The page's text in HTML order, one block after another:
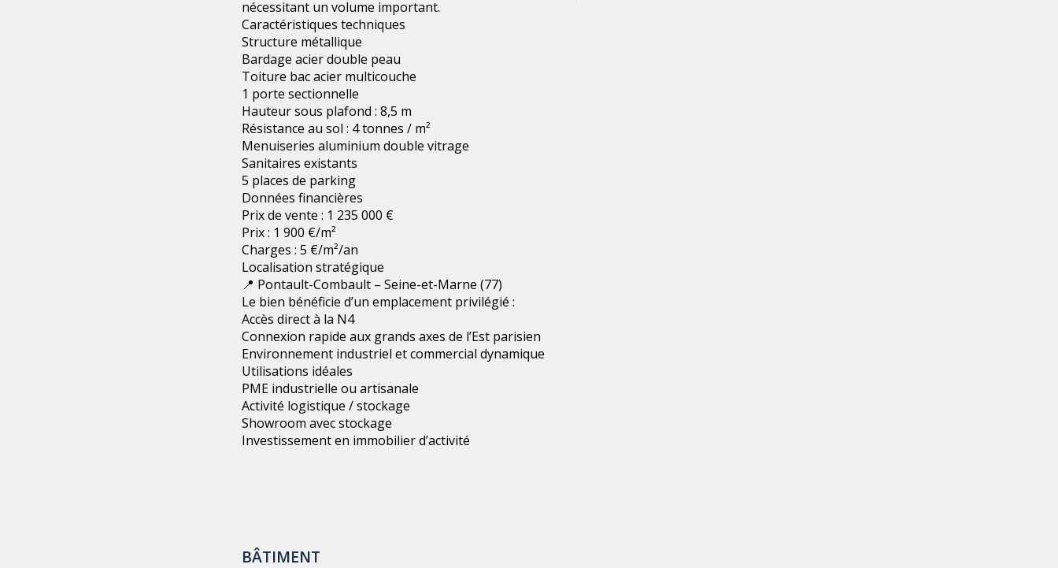
nécessitant un volume important.
Caractéristiques techniques
Structure métallique
Bardage acier double peau
Toiture bac acier multicouche
1 porte sectionnelle
Hauteur sous plafond : 8,5 m
Résistance au sol : 4 tonnes / m²
Menuiseries aluminium double vitrage
Sanitaires existants
5 places de parking
Données financières
Prix de vente : 1 235 000 €
Prix : 1 900 €/m²
Charges : 5 €/m²/an
Localisation stratégique
📍 Pontault-Combault – Seine-et-Marne (77)
Le bien bénéficie d’un emplacement privilégié :
Accès direct à la N4
Connexion rapide aux grands axes de l’Est parisien
Environnement industriel et commercial dynamique
Utilisations idéales
PME industrielle ou artisanale
Activité logistique / stockage
Showroom avec stockage
Investissement en immobilier d’activité
BÂTIMENT